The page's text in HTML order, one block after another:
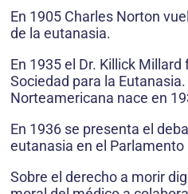
En 1905 Charles Norton
de la eutanasia.
En 1935 el Dr. Killick
Sociedad para la
Norteamericana nace en
En 1936 se presenta el
eutanasia en el Parlamento
Sobre el derecho a morir